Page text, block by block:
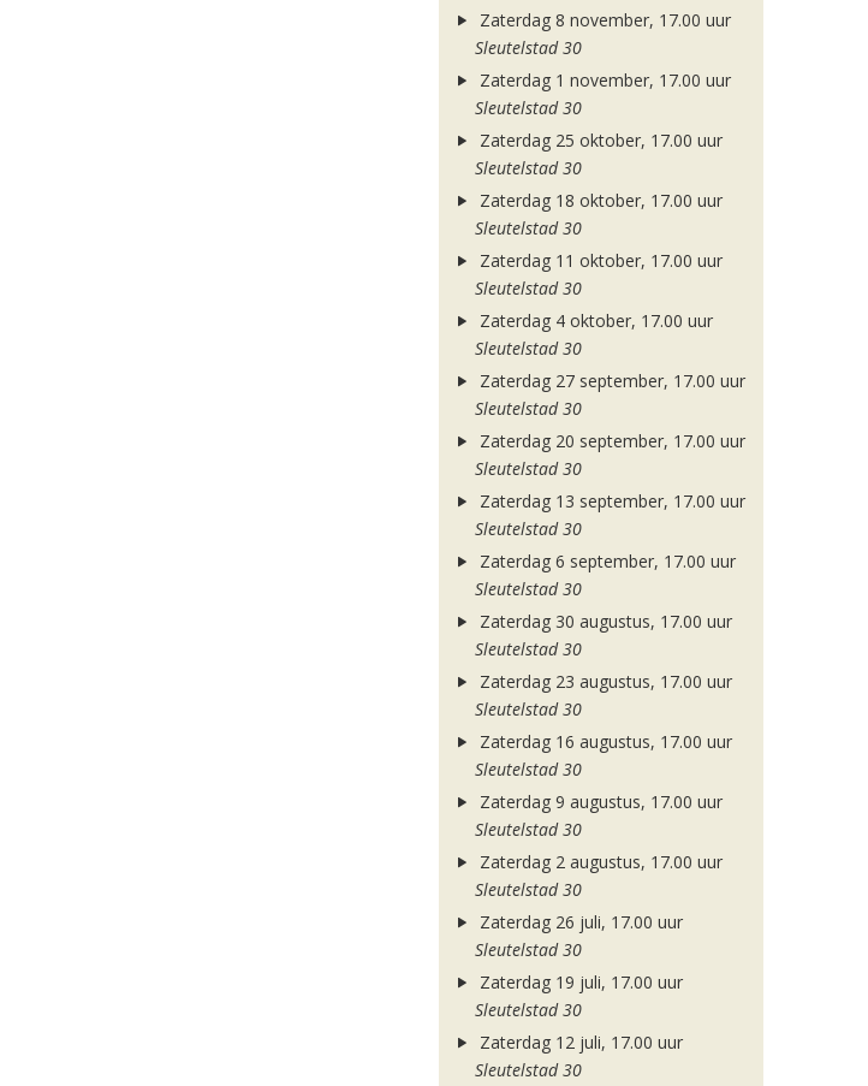
Zaterdag 8 november, 17.00 uur
Sleutelstad 30
Zaterdag 1 november, 17.00 uur
Sleutelstad 30
Zaterdag 25 oktober, 17.00 uur
Sleutelstad 30
Zaterdag 18 oktober, 17.00 uur
Sleutelstad 30
Zaterdag 11 oktober, 17.00 uur
Sleutelstad 30
Zaterdag 4 oktober, 17.00 uur
Sleutelstad 30
Zaterdag 27 september, 17.00 uur
Sleutelstad 30
Zaterdag 20 september, 17.00 uur
Sleutelstad 30
Zaterdag 13 september, 17.00 uur
Sleutelstad 30
Zaterdag 6 september, 17.00 uur
Sleutelstad 30
Zaterdag 30 augustus, 17.00 uur
Sleutelstad 30
Zaterdag 23 augustus, 17.00 uur
Sleutelstad 30
Zaterdag 16 augustus, 17.00 uur
Sleutelstad 30
Zaterdag 9 augustus, 17.00 uur
Sleutelstad 30
Zaterdag 2 augustus, 17.00 uur
Sleutelstad 30
Zaterdag 26 juli, 17.00 uur
Sleutelstad 30
Zaterdag 19 juli, 17.00 uur
Sleutelstad 30
Zaterdag 12 juli, 17.00 uur
Sleutelstad 30